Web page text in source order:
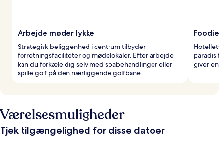
Arbejde møder lykke
Strategisk beliggenhed i centrum tilbyder
forretningsfaciliteter og mødelokaler. Efter arbejde
kan du forkæle dig selv med spabehandlinger eller
spille golf på den nærliggende golfbane.
paradis
giver
Værelsesmuligheder
Tjek tilgængelighed for disse datoer